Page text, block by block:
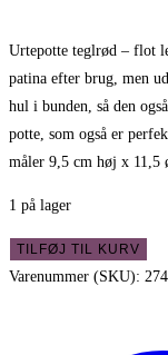
Urtepotte teglrød – flot
patina efter brug, men
hul i bunden, så den
potte, som også er
måler 9,5 cm høj x 11,5
1 på lager
Urtepotte
teglrød
TILFØJ TIL KURV
Varenummer (SKU):